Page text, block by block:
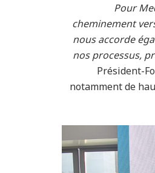
Pour
cheminement
nous accorde
nos processus,
Président-
notamment de